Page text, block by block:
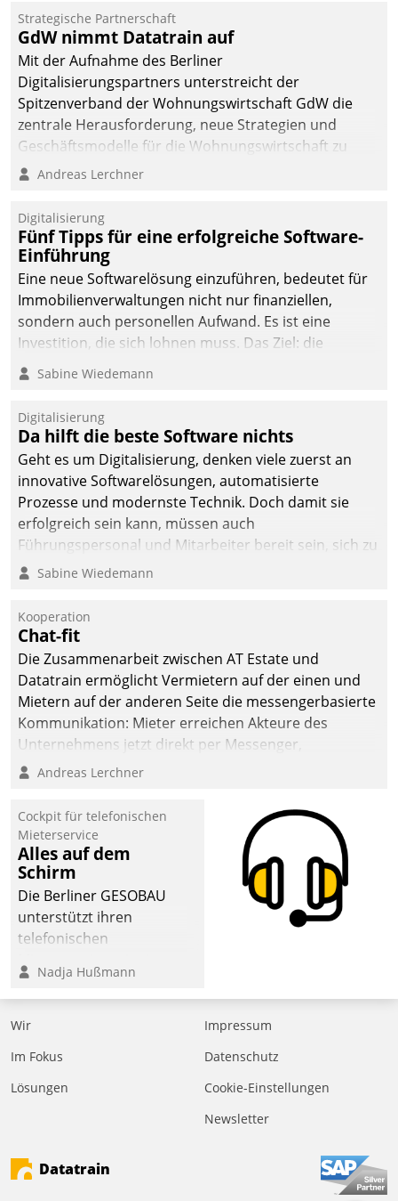
kommunale Wohnungsbauunternehmen daher
gemeinsam mit der Berliner Datatrain GmbH den
Teilprozess der Objektsanierung digitalisiert.
Strategische Partnerschaft
GdW nimmt Datatrain auf
Mit der Aufnahme des Berliner
Digitalisierungspartners unterstreicht der
Spitzenverband der Wohnungswirtschaft GdW die
zentrale Herausforderung, neue Strategien und
Geschäftsmodelle für die Wohnungswirtschaft zu
entwickeln.
Andreas Lerchner
Digitalisierung
Fünf Tipps für eine erfolgreiche Software-
Einführung
Eine neue Softwarelösung einzuführen, bedeutet für
Immobilienverwaltungen nicht nur finanziellen,
sondern auch personellen Aufwand. Es ist eine
Investition, die sich lohnen muss. Das Ziel: die
nachhaltige Optimierung der Geschäftsabläufe. Damit
dieses Ziel erreicht wird, sollten einige Grundregeln
Sabine Wiedemann
Digitalisierung
Da hilft die beste Software nichts
Geht es um Digitalisierung, denken viele zuerst an
innovative Softwarelösungen, automatisierte
Prozesse und modernste Technik. Doch damit sie
erfolgreich sein kann, müssen auch
Führungspersonal und Mitarbeiter bereit sein, sich zu
verändern und anzupassen, sonst werden sie an ihr
Sabine Wiedemann
Kooperation
Chat-fit
Die Zusammenarbeit zwischen AT Estate und
Datatrain ermöglicht Vermietern auf der einen und
Mietern auf der anderen Seite die messengerbasierte
Kommunikation: Mieter erreichen Akteure des
Unternehmens jetzt direkt per Messenger,
Mitarbeiter oder Dienstleister empfangen oder
Andreas Lerchner
Cockpit für telefonischen
Mieterservice
Alles auf dem
Schirm
Die Berliner GESOBAU
unterstützt ihren
telefonischen
digitalen Cockpit, das
situationsbezogen
passende Fragen und
Eine intuitive
Dialogführung ermöglicht
effizienter zu bearbeiten.
Nadja Hußmann
Wir
Im Fokus
Lösungen
Impressum
Datenschutz
Cookie-Einstellungen
Newsletter
Datatrain